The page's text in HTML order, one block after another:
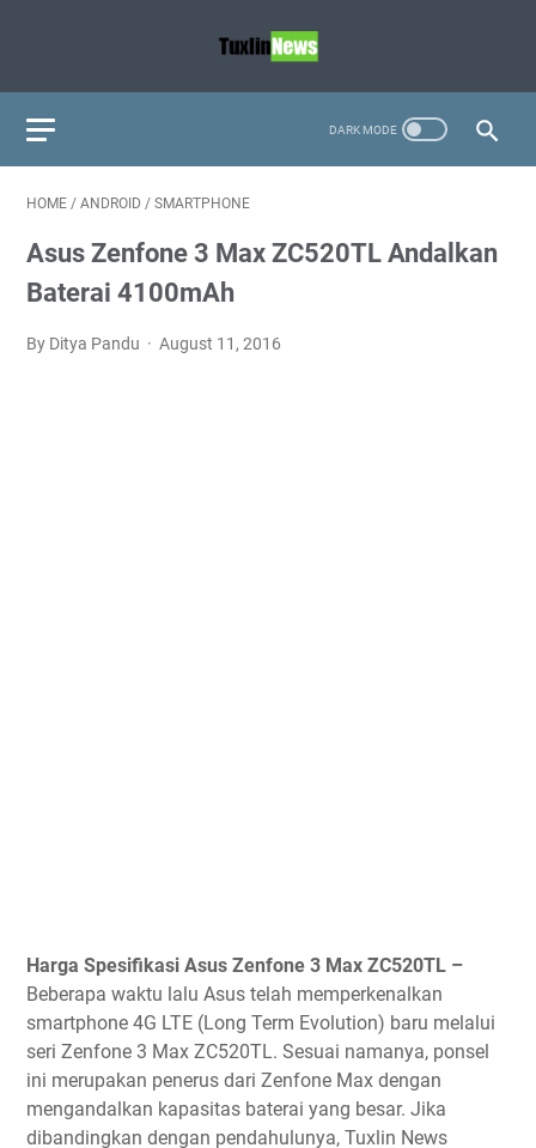
HOME / ANDROID / SMARTPHONE
Asus Zenfone 3 Max ZC520TL Andalkan
Baterai 4100mAh
By Ditya Pandu August 11, 2016
Harga Spesifikasi Asus Zenfone 3 Max ZC520TL –
Beberapa waktu lalu Asus telah memperkenalkan
smartphone 4G LTE (Long Term Evolution) baru melalui
seri Zenfone 3 Max ZC520TL. Sesuai namanya, ponsel
ini merupakan penerus dari Zenfone Max dengan
mengandalkan kapasitas baterai yang besar. Jika
dibandingkan dengan pendahulunya, Tuxlin News